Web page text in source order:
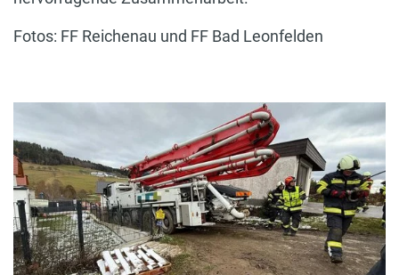
Fotos: FF Reichenau und FF Bad Leonfelden